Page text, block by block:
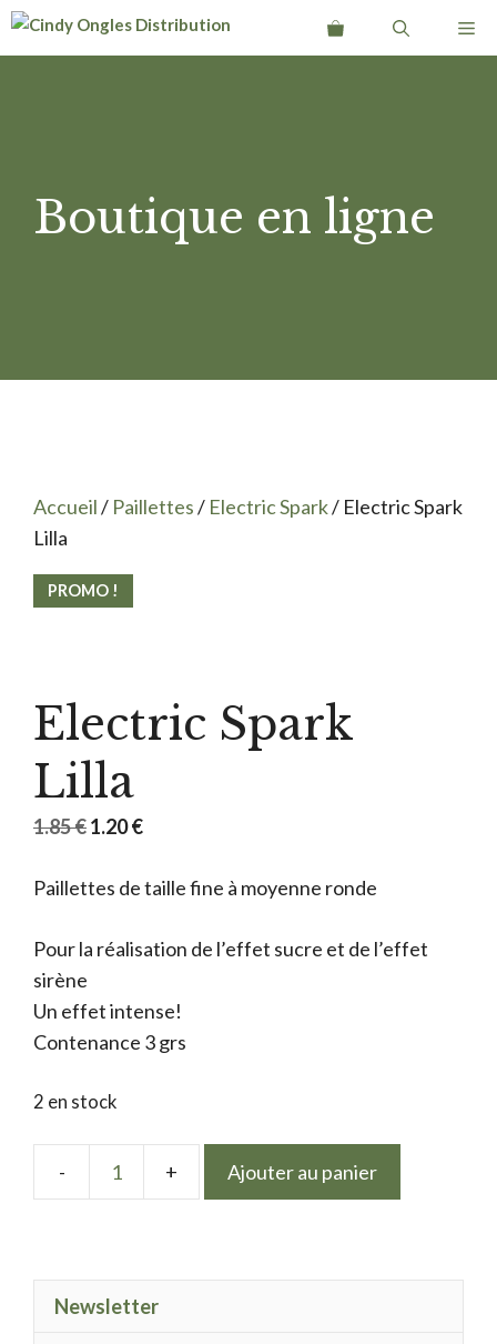
Aller
Boutique en ligne
Accueil/ Paillettes/ Electric Spark/ Electric Spark
Lilla
PROMO !
Electric Spark
Lilla
1.85€Le
initial
1.85 €.
1.20€Le
actuel
1.20 €.
Paillettes de taille fine à moyenne ronde
Pour la réalisation de l’effet sucre et de l’effet
sirène
Un effet intense!
Contenance 3 grs
2 en stock
quantité
Spark
Ajouter au panier
Newsletter